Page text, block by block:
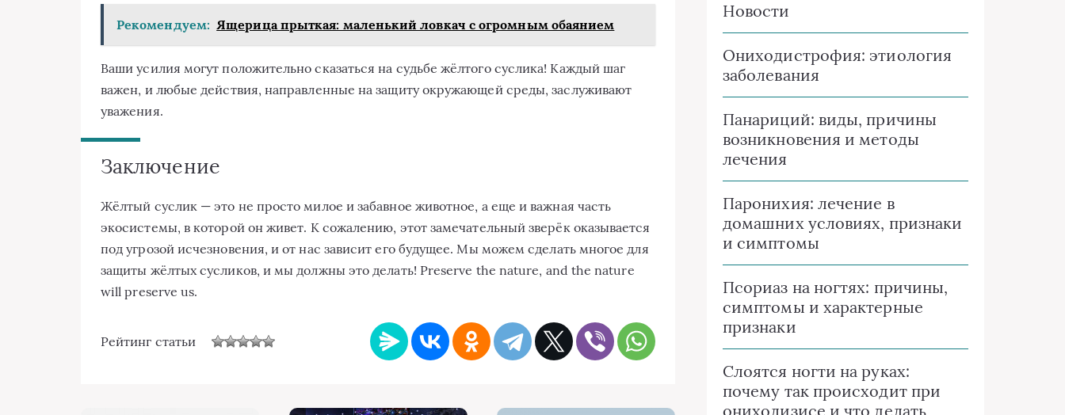
Рекомендуем: Ящерица прыткая: маленький ловкач с огромным обаянием
Ваши усилия могут положительно сказаться на судьбе жёлтого суслика! Каждый шаг
важен, и любые действия, направленные на защиту окружающей среды, заслуживают
уважения.
Заключение
Жёлтый суслик — это не просто милое и забавное животное, а еще и важная часть
экосистемы, в которой он живет. К сожалению, этот замечательный зверёк оказывается
под угрозой исчезновения, и от нас зависит его будущее. Мы можем сделать многое для
защиты жёлтых сусликов, и мы должны это делать! Preserve the nature, and the nature
will preserve us.
Рейтинг статьи
Новости
Ониходистрофия: этиология
заболевания
Панариций: виды, причины
возникновения и методы
лечения
Паронихия: лечение в
домашних условиях, признаки
и симптомы
Псориаз на ногтях: причины,
симптомы и характерные
признаки
Слоятся ногти на руках:
почему так происходит при
онихолизисе и что делать